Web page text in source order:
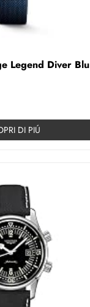
Legend Diver Blu
DI PIÚ